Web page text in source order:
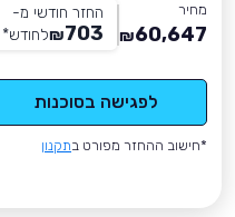
מחיר
60,647
₪
החזר חודשי מ-
703
₪לחודש*
לפגישה בסוכנות
*חישוב ההחזר מפורט בתקנון